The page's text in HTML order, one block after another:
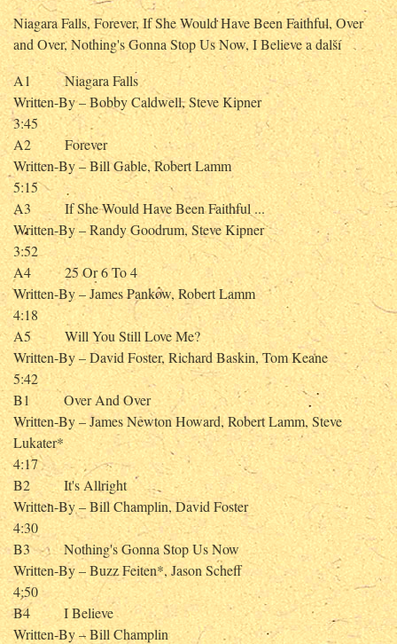
Niagara Falls, Forever, If She Would Have Been Faithful, Over
and Over, Nothing's Gonna Stop Us Now, I Believe a další
A1 Niagara Falls
Written-By – Bobby Caldwell, Steve Kipner
3:45
A2 Forever
Written-By – Bill Gable, Robert Lamm
5:15
A3 If She Would Have Been Faithful ...
Written-By – Randy Goodrum, Steve Kipner
3:52
A4 25 Or 6 To 4
Written-By – James Pankow, Robert Lamm
4:18
A5 Will You Still Love Me?
Written-By – David Foster, Richard Baskin, Tom Keane
5:42
B1 Over And Over
Written-By – James Newton Howard, Robert Lamm, Steve
Lukater*
4:17
B2 It's Allright
Written-By – Bill Champlin, David Foster
4:30
B3 Nothing's Gonna Stop Us Now
Written-By – Buzz Feiten*, Jason Scheff
4:50
B4 I Believe
Written-By – Bill Champlin